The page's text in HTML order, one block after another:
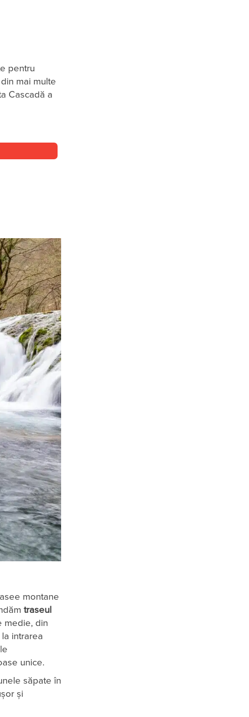
pentru
mai multe
Cascadă a
montane
traseul
medie, din
intrarea
unice.
săpate în
și